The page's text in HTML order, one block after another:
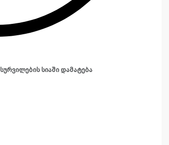
სურვილების სიაში დამატება